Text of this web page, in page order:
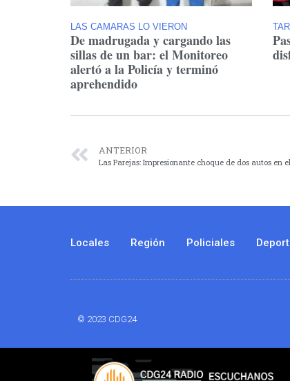
LAS CAMARAS LO VIERON
De madrugada y cargando las
sillas de un bar: el Monitoreo
alertó a la Policía y terminó
aprehendido
ANTERIOR
Las Parejas: Impresionante choque de dos autos en
Locales Región Policiales
© 2023 CDG24